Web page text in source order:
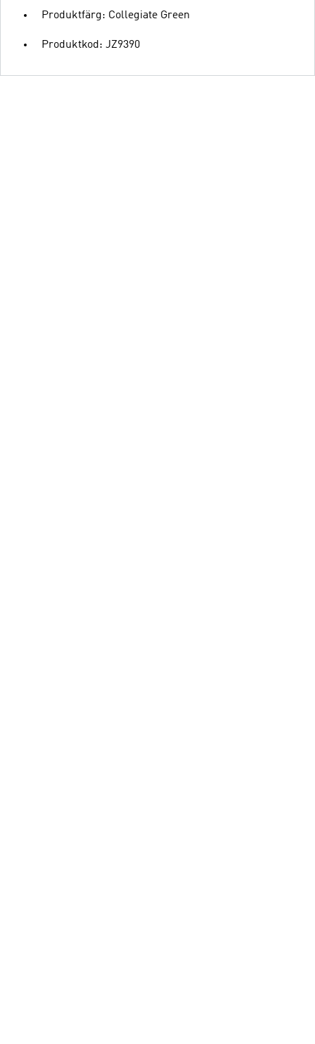
Produktfärg: Collegiate Green
Produktkod: JZ9390